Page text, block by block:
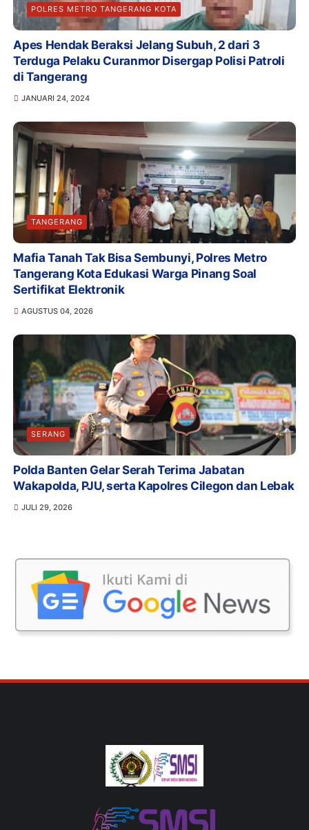
POLRES METRO TANGERANG KOTA
Apes Hendak Beraksi Jelang Subuh, 2 dari 3
Terduga Pelaku Curanmor Disergap Polisi Patroli
di Tangerang
JANUARI 24, 2024
TANGERANG
Mafia Tanah Tak Bisa Sembunyi, Polres Metro
Tangerang Kota Edukasi Warga Pinang Soal
Sertifikat Elektronik
AGUSTUS 04, 2026
SERANG
Polda Banten Gelar Serah Terima Jabatan
Wakapolda, PJU, serta Kapolres Cilegon dan Lebak
JULI 29, 2026